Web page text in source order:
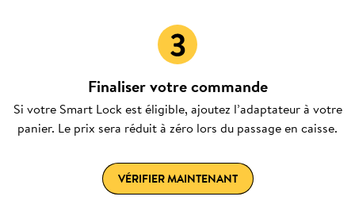
Finaliser votre commande
Si votre Smart Lock est éligible, ajoutez l’adaptateur à votre
panier. Le prix sera réduit à zéro lors du passage en caisse.
VÉRIFIER MAINTENANT